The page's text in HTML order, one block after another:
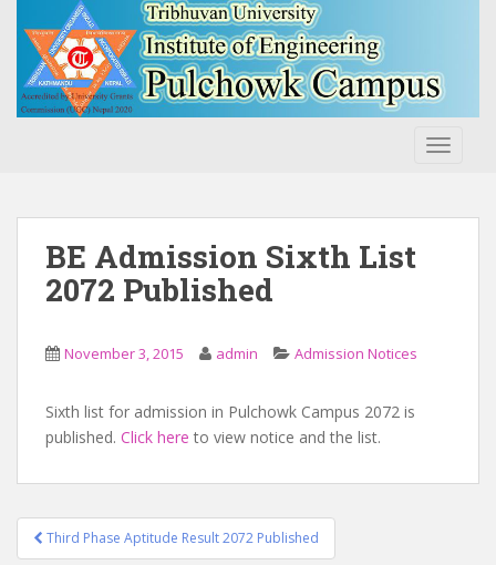
BE Admission Sixth List
2072 Published
November 3, 2015 admin Admission Notices
Sixth list for admission in Pulchowk Campus 2072 is
published. Click here to view notice and the list.
PostThird Phase Aptitude Result 2072 Published